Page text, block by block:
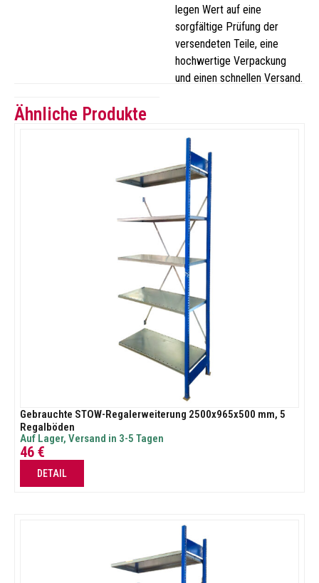
legen Wert auf eine
sorgfältige Prüfung der
versendeten Teile, eine
hochwertige Verpackung
und einen schnellen Versand.
Ähnliche Produkte
Gebrauchte STOW-Regalerweiterung 2500x965x500 mm, 5
Regalböden
Auf Lager, Versand in 3-5 Tagen
46 €
DETAIL